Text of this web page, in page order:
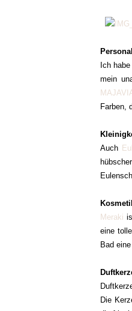
Ich
mein
Farben,
Auch
Meraki
eine
Bad
Die